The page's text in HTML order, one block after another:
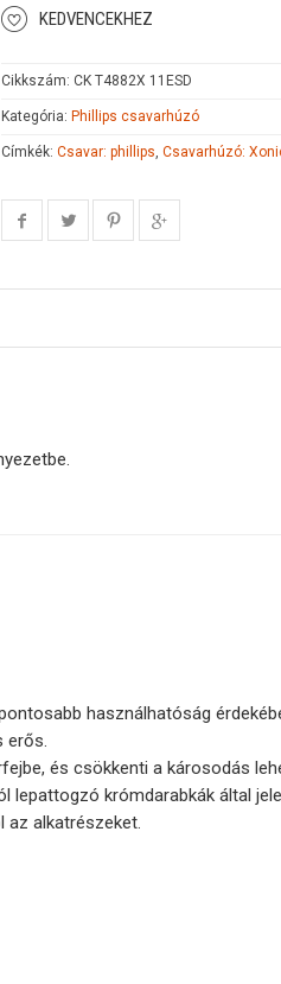
KEDVENCEKHEZ
Cikkszám: CK T4882X 11ESD
Kategória: Phillips csavarhúzó
Címkék: Csavar: phillips, Csavarhúzó:
használhatóság
erős.
és csökkenti a károsodás
lepattogzó krómdarabkák által
az alkatrészeket.